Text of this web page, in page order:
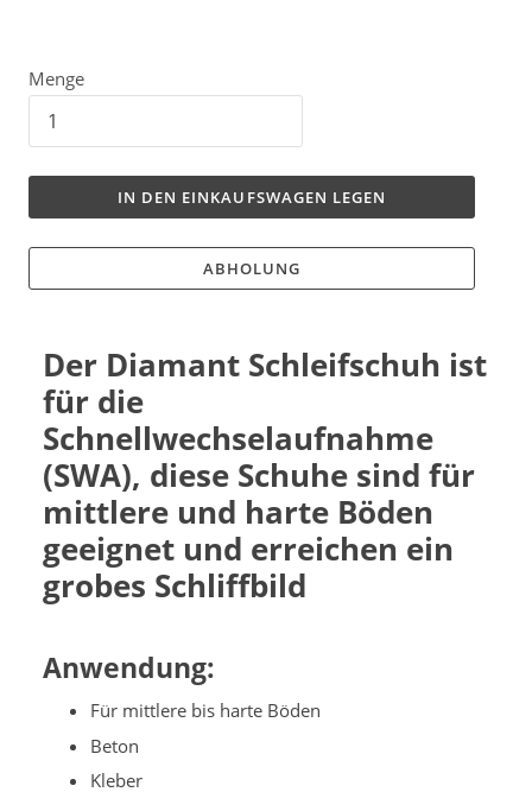
Menge
IN DEN EINKAUFSWAGEN LEGEN
ABHOLUNG
Der Diamant Schleifschuh ist
für die
Schnellwechselaufnahme
(SWA), diese Schuhe sind für
mittlere und harte Böden
geeignet und erreichen ein
grobes Schliffbild
Anwendung:
Für mittlere bis harte Böden
Beton
Kleber